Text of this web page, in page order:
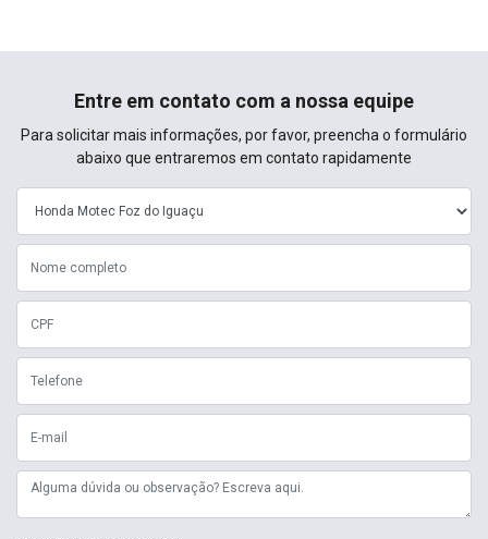
Entre em contato com a nossa equipe
Para solicitar mais informações, por favor, preencha o formulário
abaixo que entraremos em contato rapidamente